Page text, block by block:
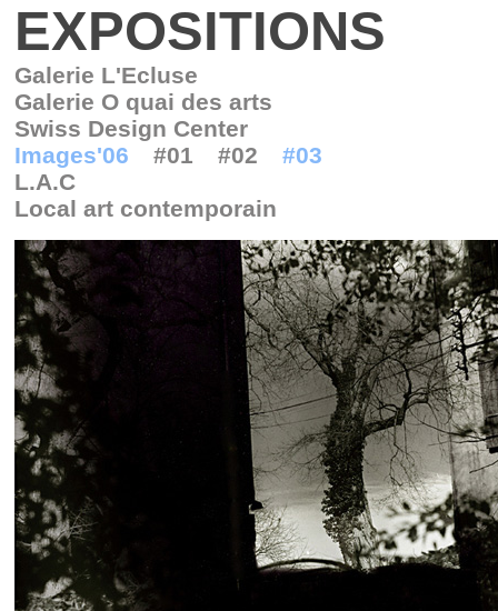
EXPOSITIONS
Galerie L'Ecluse
Galerie O quai des arts
Swiss Design Center
Images'06
#01 #02
#03
L.A.C
Local art contemporain